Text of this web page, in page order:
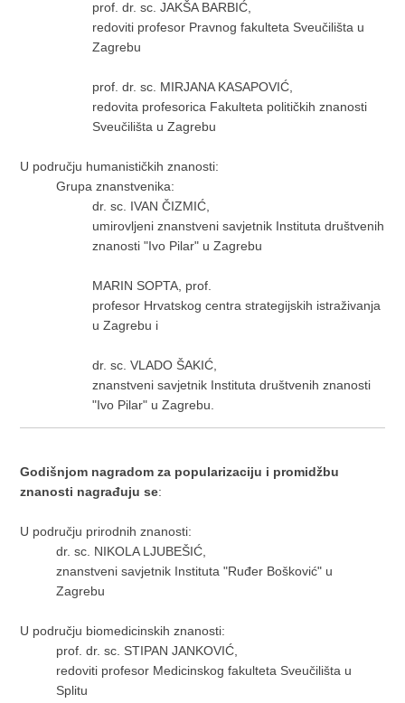
prof. dr. sc. JAKŠA BARBIĆ,
redoviti profesor Pravnog fakulteta Sveučilišta u
Zagrebu
prof. dr. sc. MIRJANA KASAPOVIĆ,
redovita profesorica Fakulteta političkih znanosti
Sveučilišta u Zagrebu
U području humanističkih znanosti:
Grupa znanstvenika:
dr. sc. IVAN ČIZMIĆ,
umirovljeni znanstveni savjetnik Instituta društvenih
znanosti "Ivo Pilar" u Zagrebu
MARIN SOPTA, prof.
profesor Hrvatskog centra strategijskih istraživanja
u Zagrebu i
dr. sc. VLADO ŠAKIĆ,
znanstveni savjetnik Instituta društvenih znanosti
"Ivo Pilar" u Zagrebu.
Godišnjom nagradom za popularizaciju i promidžbu
znanosti nagrađuju se:
U području prirodnih znanosti:
dr. sc. NIKOLA LJUBEŠIĆ,
znanstveni savjetnik Instituta "Ruđer Bošković" u
Zagrebu
U području biomedicinskih znanosti:
prof. dr. sc. STIPAN JANKOVIĆ,
redoviti profesor Medicinskog fakulteta Sveučilišta u
Splitu